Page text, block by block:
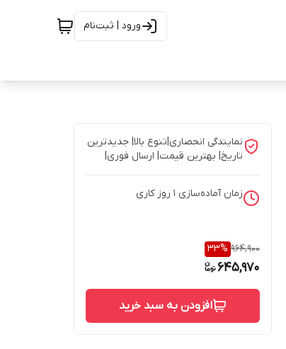
ورود | ثبت‌نام
نمایندگی انحصاری|تنوع بالا| جدیدترین
تاریخ| بهترین قیمت| ارسال فوری|
زمان آماده‌سازی 1 روز کاری
964,900
33%
645,970
افزودن به سبد خرید